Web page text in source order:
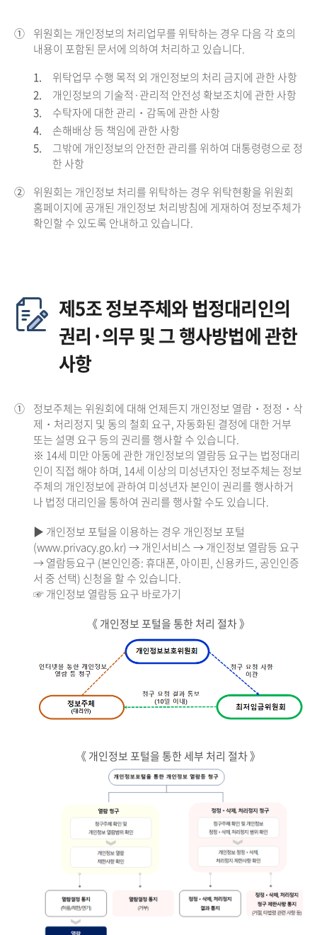
① 위원회는 개인정보의 처리업무를 위탁하는 경우 다음 각 호의
내용이 포함된 문서에 의하여 처리하고 있습니다.
1.
위탁업무 수행 목적 외 개인정보의 처리 금지에 관한 사항
2.
개인정보의 기술적·관리적 안전성 확보조치에 관한 사항
3.
수탁자에 대한 관리・감독에 관한 사항
4.
손해배상 등 책임에 관한 사항
5.
그밖에 개인정보의 안전한 관리를 위하여 대통령령으로 정
한 사항
② 위원회는 개인정보 처리를 위탁하는 경우 위탁현황을 위원회
홈페이지에 공개된 개인정보 처리방침에 게재하여 정보주체가
확인할 수 있도록 안내하고 있습니다.
제5조 정보주체와 법정대리인의
권리·의무 및 그 행사방법에 관한
사항
① 정보주체는 위원회에 대해 언제든지 개인정보 열람・정정・삭
제・처리정지 및 동의 철회 요구, 자동화된 결정에 대한 거부
또는 설명 요구 등의 권리를 행사할 수 있습니다.
※ 14세 미만 아동에 관한 개인정보의 열람등 요구는 법정대리
인이 직접 해야 하며, 14세 이상의 미성년자인 정보주체는 정보
주체의 개인정보에 관하여 미성년자 본인이 권리를 행사하거
나 법정 대리인을 통하여 권리를 행사할 수도 있습니다.
▶ 개인정보 포털을 이용하는 경우 개인정보 포털
(www.privacy.go.kr) → 개인서비스 → 개인정보 열람등 요구
→ 열람등요구 (본인인증: 휴대폰, 아이핀, 신용카드, 공인인증
서 중 선택) 신청을 할 수 있습니다.
☞ 개인정보 열람등 요구 바로가기
《 개인정보 포털을 통한 처리 절차 》
《 개인정보 포털을 통한 세부 처리 절차 》